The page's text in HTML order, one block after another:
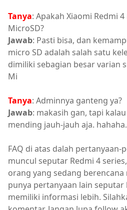
Tanya: Apakah Xiaomi Redmi
MicroSD?
Jawab: Pasti bisa, dan
micro SD adalah salah satu
dimiliki sebagian besar varian
Mi
Tanya: Adminnya ganteng ya?
Jawab: makasih gan, tapi
mending jauh-jauh aja.
FAQ di atas dalah pertanyaan-
muncul seputar Redmi 4
orang yang sedang berencana
punya pertanyaan lain seputar
memiliki informasi lebih.